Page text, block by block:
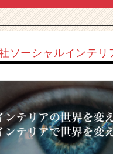
ソーシャルインテリ